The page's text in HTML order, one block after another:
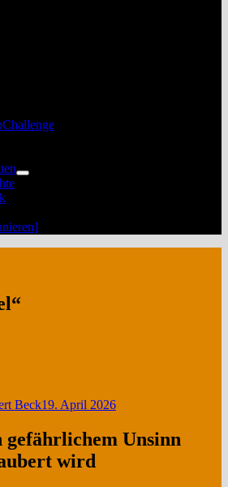
Untermenü
Beck19. April 2026
Unsinn
wird